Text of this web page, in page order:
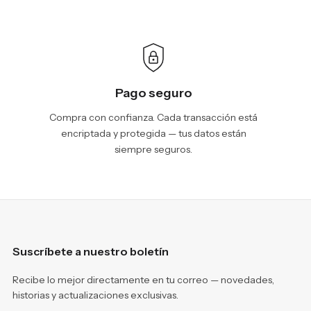
Pago seguro
Compra con confianza. Cada transacción está
encriptada y protegida — tus datos están
siempre seguros.
Suscríbete a nuestro boletín
Recibe lo mejor directamente en tu correo — novedades,
historias y actualizaciones exclusivas.